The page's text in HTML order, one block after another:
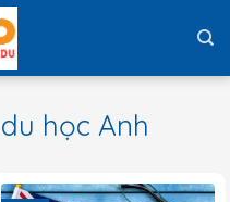
du học Anh